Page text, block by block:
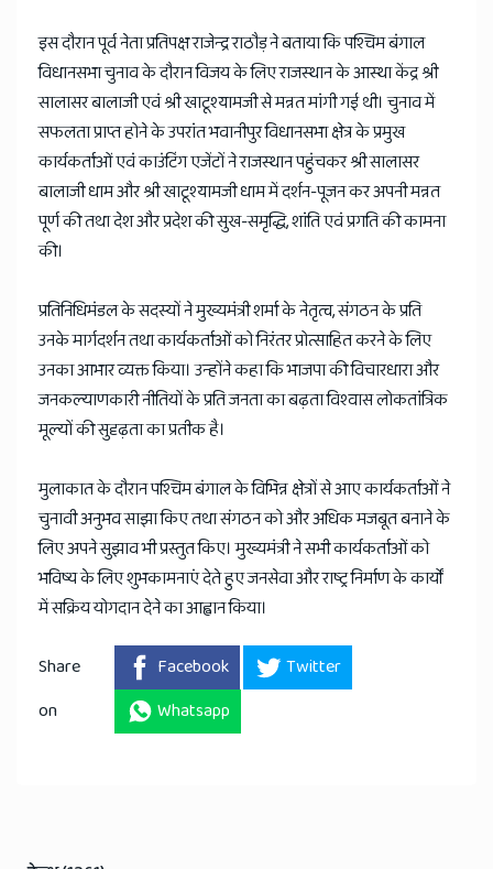
इस दौरान पूर्व नेता प्रतिपक्ष राजेन्द्र राठौड़ ने बताया कि पश्चिम बंगाल
विधानसभा चुनाव के दौरान विजय के लिए राजस्थान के आस्था केंद्र श्री
सालासर बालाजी एवं श्री खाटूश्यामजी से मन्नत मांगी गई थी। चुनाव में
सफलता प्राप्त होने के उपरांत भवानीपुर विधानसभा क्षेत्र के प्रमुख
कार्यकर्ताओं एवं काउंटिंग एजेंटों ने राजस्थान पहुंचकर श्री सालासर
बालाजी धाम और श्री खाटूश्यामजी धाम में दर्शन-पूजन कर अपनी मन्नत
पूर्ण की तथा देश और प्रदेश की सुख-समृद्धि, शांति एवं प्रगति की कामना
की।
प्रतिनिधिमंडल के सदस्यों ने मुख्यमंत्री शर्मा के नेतृत्व, संगठन के प्रति
उनके मार्गदर्शन तथा कार्यकर्ताओं को निरंतर प्रोत्साहित करने के लिए
उनका आभार व्यक्त किया। उन्होंने कहा कि भाजपा की विचारधारा और
जनकल्याणकारी नीतियों के प्रति जनता का बढ़ता विश्वास लोकतांत्रिक
मूल्यों की सुदृढ़ता का प्रतीक है।
मुलाकात के दौरान पश्चिम बंगाल के विभिन्न क्षेत्रों से आए कार्यकर्ताओं ने
चुनावी अनुभव साझा किए तथा संगठन को और अधिक मजबूत बनाने के
लिए अपने सुझाव भी प्रस्तुत किए। मुख्यमंत्री ने सभी कार्यकर्ताओं को
भविष्य के लिए शुभकामनाएं देते हुए जनसेवा और राष्ट्र निर्माण के कार्यों
में सक्रिय योगदान देने का आह्वान किया।
Share
on
Facebook
Twitter
Whatsapp